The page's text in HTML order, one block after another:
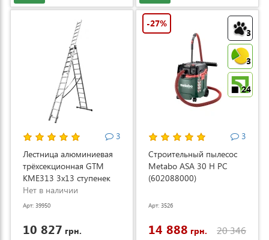
3
Лестница алюминиевая
трёхсекционная GTM
KME313 3x13 ступенек
3.53-8.93м (KME313)
Нет в наличии
Арт: 39950
10 827 грн.
3
3
24
-27%
3
Строительный пылесос
Metabo ASA 30 H PC
(602088000)
Арт: 3526
14 888 грн. 20 346